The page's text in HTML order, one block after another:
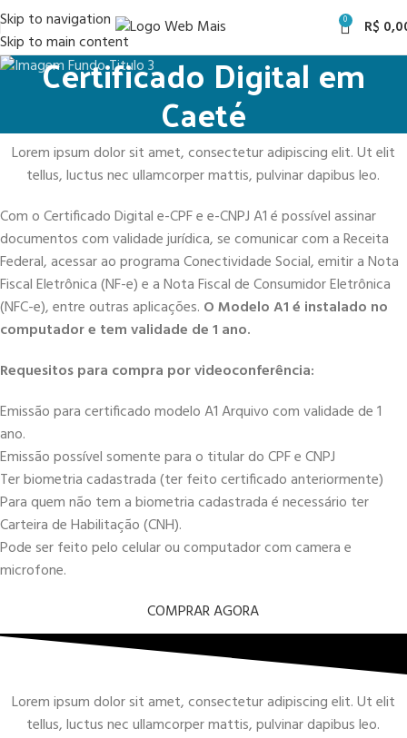
Skip to navigation
Skip to main content
0 R$
Certificado Digital em
Caeté
Lorem ipsum dolor sit amet, consectetur adipiscing elit. Ut elit
tellus, luctus nec ullamcorper mattis, pulvinar dapibus leo.
Com o Certificado Digital e-CPF e e-CNPJ A1 é possível assinar
documentos com validade jurídica, se comunicar com a Receita
Federal, acessar ao programa Conectividade Social, emitir a Nota
Fiscal Eletrônica (NF-e) e a Nota Fiscal de Consumidor Eletrônica
(NFC-e), entre outras aplicações. O Modelo A1 é instalado no
computador e tem validade de 1 ano.
Requesitos para compra por videoconferência:
Emissão para certificado modelo A1 Arquivo com validade de 1
ano.
Emissão possível somente para o titular do CPF e CNPJ
Ter biometria cadastrada (ter feito certificado anteriormente)
Para quem não tem a biometria cadastrada é necessário ter
Carteira de Habilitação (CNH).
Pode ser feito pelo celular ou computador com camera e
microfone.
COMPRAR AGORA
Lorem ipsum dolor sit amet, consectetur adipiscing elit. Ut elit
tellus, luctus nec ullamcorper mattis, pulvinar dapibus leo.